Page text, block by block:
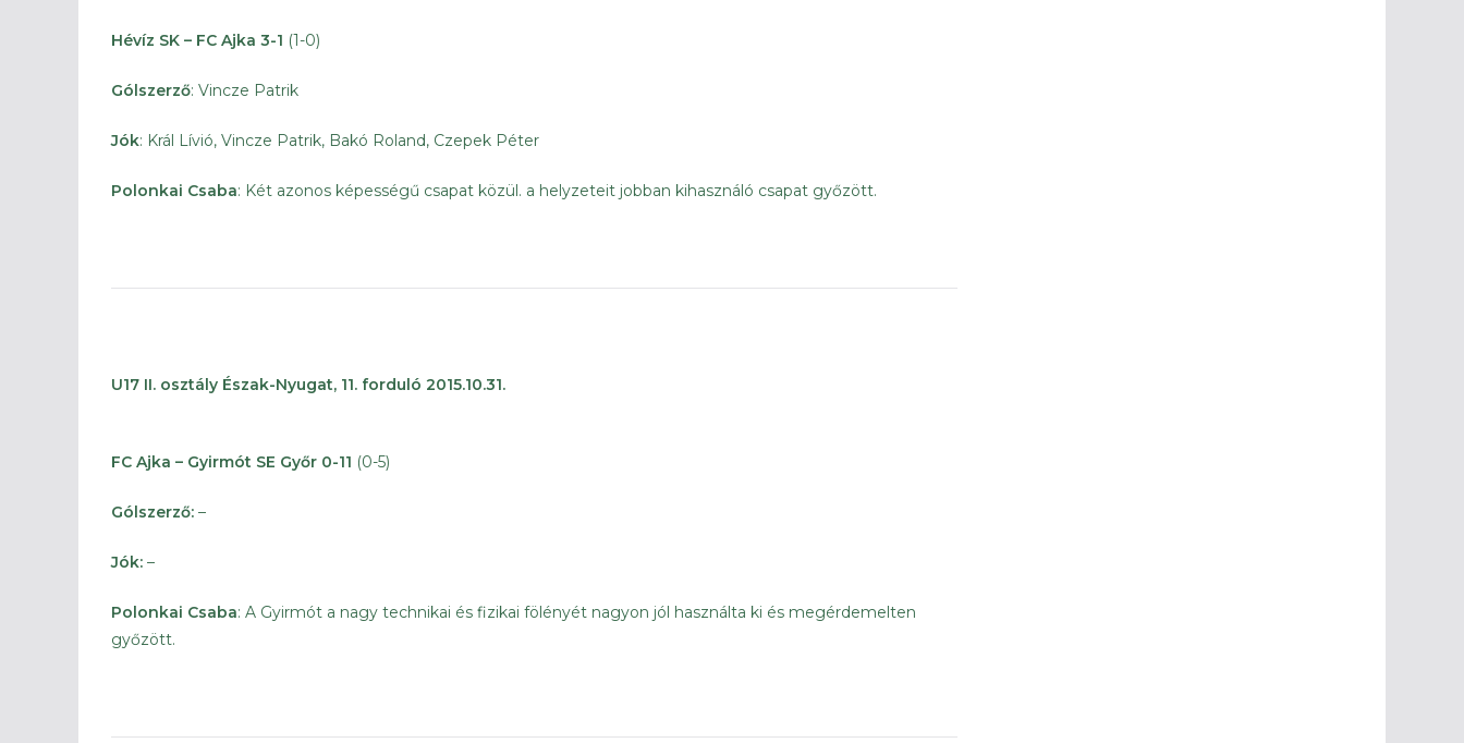
Hévíz SK – FC Ajka 3-1 (1-0)
Gólszerző: Vincze Patrik
Jók: Král Lívió, Vincze Patrik, Bakó Roland, Czepek Péter
Polonkai Csaba: Két azonos képességű csapat közül. a helyzeteit jobban kihasználó csapat győzött.
U17 II. osztály Észak-Nyugat, 11. forduló 2015.10.31.
FC Ajka – Gyirmót SE Győr 0-11 (0-5)
Gólszerző: –
Jók: –
Polonkai Csaba: A Gyirmót a nagy technikai és fizikai fölényét nagyon jól használta ki és megérdemelten
győzött.